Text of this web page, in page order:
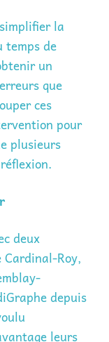
la
temps de
un
que
ces
pour
plusieurs
deux
Cardinal-Roy,
depuis
leurs